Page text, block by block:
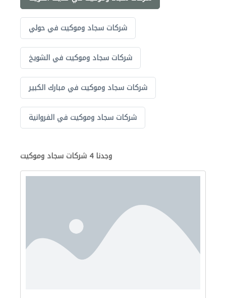
شركات سجاد وموكيت في حولي
شركات سجاد وموكيت في الشويخ
شركات سجاد وموكيت في مبارك الكبير
شركات سجاد وموكيت في الفروانية
وجدنا 4 شركات سجاد وموكيت